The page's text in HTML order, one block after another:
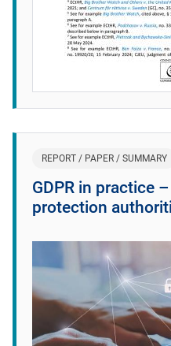
REPORT / PAPER / SUMMARY
GDPR in practice
protection